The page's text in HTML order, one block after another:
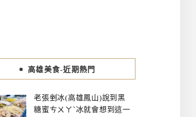
高雄美食-近期熱門
老張剉冰(高雄鳳山)說到黑
糖蜜ㄘㄨㄚˋ冰就會想到這一